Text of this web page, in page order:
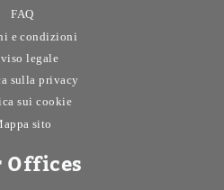
FAQ
e condizioni
legale
sulla privacy
sui cookie
sito
Offices